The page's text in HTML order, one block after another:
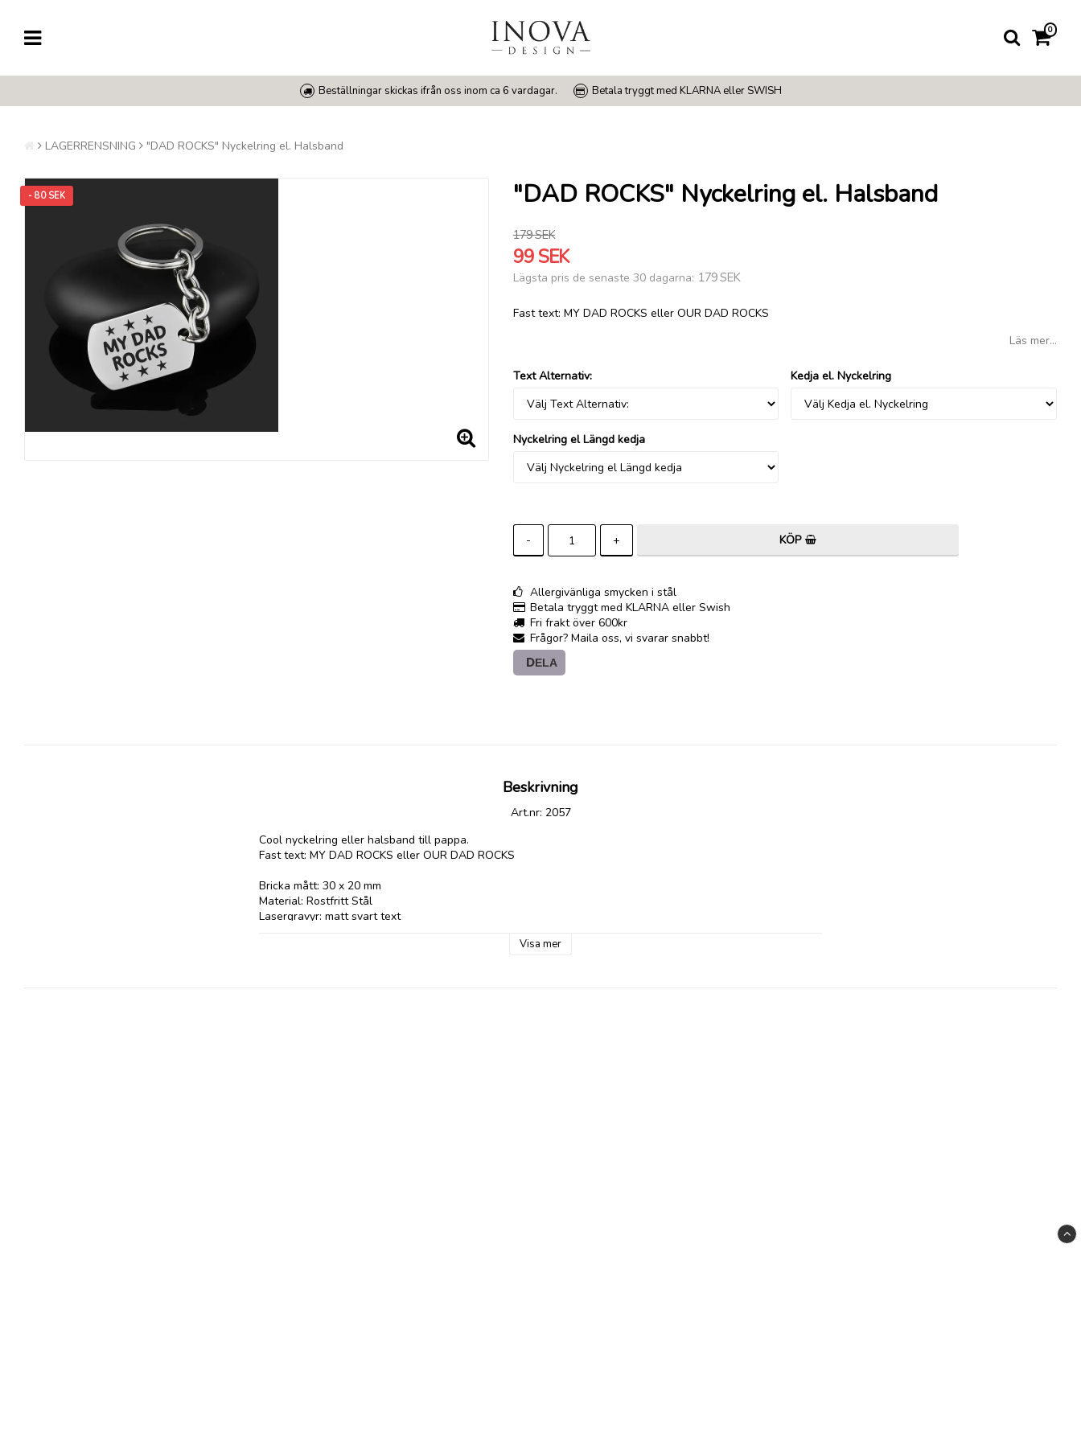
0
Beställningar skickas ifrån oss inom ca 6 vardagar. Betala tryggt med KLARNA eller SWISH
LAGERRENSNING "DAD ROCKS" Nyckelring el. Halsband
- 80 SEK "DAD ROCKS" Nyckelring el. Halsband
179 SEK
99 SEK
Lägsta pris de senaste 30 dagarna 179 SEK
Fast text: MY DAD ROCKS eller OUR DAD ROCKS
Läs mer...
Text Alternativ: Kedja el. Nyckelring
Nyckelring el Längd kedja
- + KÖP
Allergivänliga smycken i stål
Betala tryggt med KLARNA eller Swish
Fri frakt över 600kr
Frågor? Maila oss, vi svarar snabbt!
DELA
Beskrivning
Art.nr: 2057
Cool nyckelring eller halsband till pappa.
Fast text: MY DAD ROCKS eller OUR DAD ROCKS
Bricka mått: 30 x 20 mm
Material: Rostfritt Stål
Lasergravyr: matt svart text
Visa mer